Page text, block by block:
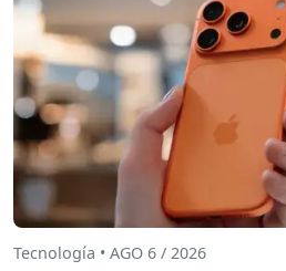
Tecnología • AGO 6 / 2026